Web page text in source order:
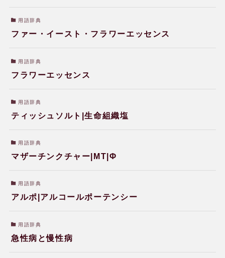
用語辞典
ファー・イースト・フラワーエッセンス
用語辞典
フラワーエッセンス
用語辞典
ティッシュソルト|生命組織塩
用語辞典
マザーチンクチャー|MT|Φ
用語辞典
アルポ|アルコールポーテンシー
用語辞典
急性病と慢性病